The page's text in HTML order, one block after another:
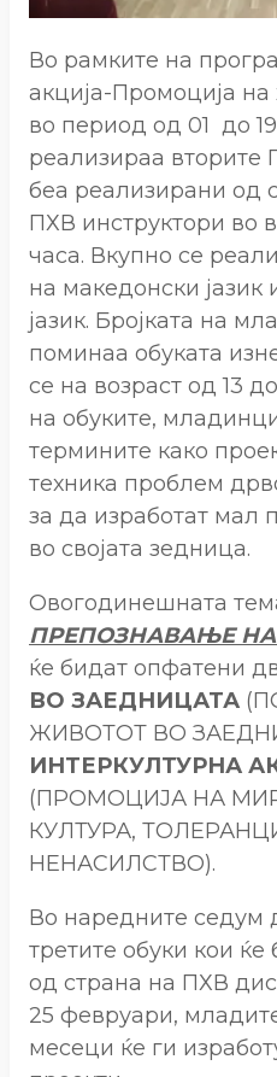
Во рамките на
акција-Промоција
во период од 01 до
реализираа вторите
беа реализирани од
ПХВ инструктори во
часа. Вкупно се
на македонски јазик
јазик. Бројката на
поминаа обуката
се на возраст од 13
на обуките,
термините како
техника проблем
за да изработат мал
во својата зедница.
Овогодинешната
ПРЕПОЗНАВАЊЕ
ќе бидат опфатени
ВО ЗАЕДНИЦАТА
ЖИВОТОТ ВО
ИНТЕРКУЛТУРНА
(ПРОМОЦИЈА НА
КУЛТУРА,
НЕНАСИЛСТВО).
Во наредните седум
третите обуки кои
од страна на ПХВ
25 февруари,
месеци ќе ги